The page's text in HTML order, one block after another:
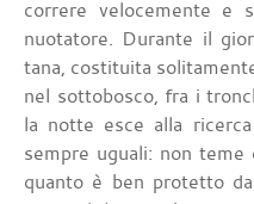
correre velocemente e
nuotatore. Durante il
tana, costituita
nel sottobosco, fra i
la notte esce alla
sempre uguali: non
quanto è ben protetto